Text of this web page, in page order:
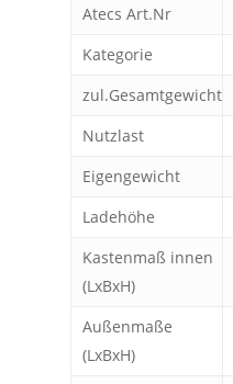
Atecs Art.Nr
Kategorie
zul.Gesamtgewicht
Nutzlast
Eigengewicht
Ladehöhe
Kastenmaß innen
(LxBxH)
Außenmaße
(LxBxH)